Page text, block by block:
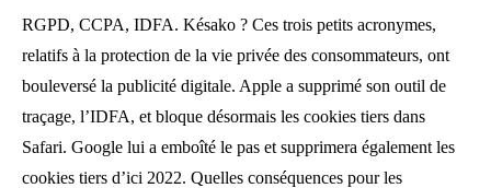
RGPD, CCPA, IDFA. Késako ? Ces trois petits acronymes,
relatifs à la protection de la vie privée des consommateurs, ont
bouleversé la publicité digitale. Apple a supprimé son outil de
traçage, l’IDFA, et bloque désormais les cookies tiers dans
Safari. Google lui a emboîté le pas et supprimera également les
cookies tiers d’ici 2022. Quelles conséquences pour les